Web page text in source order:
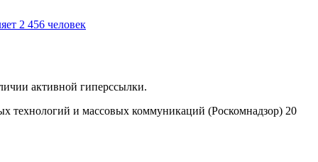
2 456 человек
активной гиперссылки.
технологий и массовых коммуникаций (Роскомнадзор) 20